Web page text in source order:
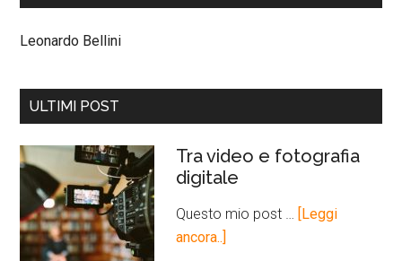
Leonardo Bellini
ULTIMI POST
Tra video e fotografia
digitale
Questo mio post … [Leggi
ancora..]